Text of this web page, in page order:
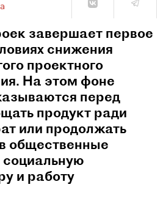
завершает первое
снижения
проектного
На этом фоне
перед
продукт ради
или продолжать
общественные
социальную
и работу